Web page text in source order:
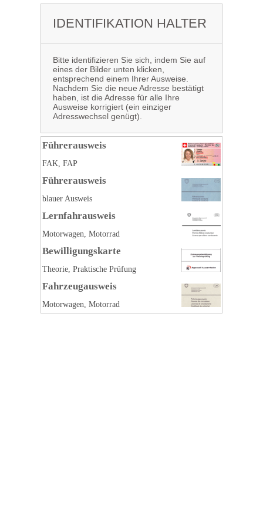
IDENTIFIKATION HALTER
Bitte identifizieren Sie sich, indem Sie auf
eines der Bilder unten klicken,
entsprechend einem Ihrer Ausweise.
Nachdem Sie die neue Adresse bestätigt
haben, ist die Adresse für alle Ihre
Ausweise korrigiert (ein einziger
Adresswechsel genügt).
Führerausweis
FAK, FAP
Führerausweis
blauer Ausweis
Lernfahrausweis
Motorwagen, Motorrad
Bewilligungskarte
Theorie, Praktische Prüfung
Fahrzeugausweis
Motorwagen, Motorrad